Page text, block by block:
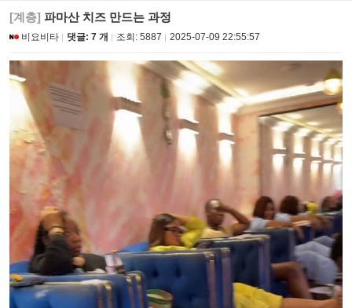
[계층] 파마산 치즈 만드는 과정
비요비타 댓글: 7 개 조회: 5887 2025-07-09 22:55:57